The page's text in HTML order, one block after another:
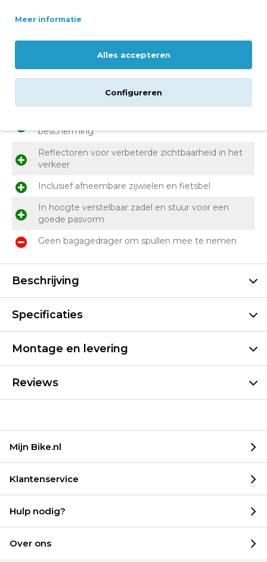
Voor- en nadelen
Stijlvolle kinderfiets met retro uitstraling
Veilig remmen met de terugtraprem én handrem
bescherming
Reflectoren voor verbeterde zichtbaarheid in het
verkeer
Inclusief afneembare zijwielen en fietsbel
In hoogte verstelbaar zadel en stuur voor een
goede pasvorm
Geen bagagedrager om spullen mee te nemen
Beschrijving
Specificaties
Montage en levering
Reviews
Mijn Bike.nl
Klantenservice
Hulp nodig?
Over ons
Meer informatie
Alles accepteren
Configureren